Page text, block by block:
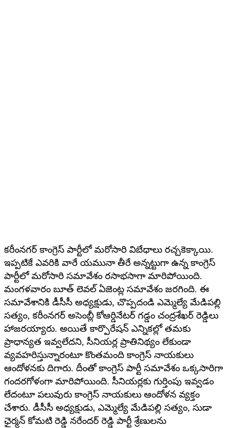
కరీంనగర్ కాంగ్రెస్ పార్టీలో మరోసారి విబేధాలు రచ్చకెక్కాయి.
ఇప్పటికే ఎవరికి వారే యమునా తీరే అన్నట్టుగా ఉన్న కాంగ్రెస్
పార్టీలో మరోసారి సమావేశం రసాభసాగా మారిపోయింది.
మంగళవారం బూత్ లెవల్ ఏజెంట్ల సమావేశం జరగింది. ఈ
సమావేశానికి డీసీసీ అధ్యక్షుడు, చొప్పదండి ఎమ్మెల్యే మేడిపల్లి
సత్యం, కరీంనగర్ అసెంబ్లీ కోఆర్డినేటర్ గడ్డం చంద్రశేఖర్ రెడ్డిలు
హాజరయ్యారు. అయితే కార్పొరేషన్ ఎన్నికల్లో తమకు
ప్రాధాన్యత ఇవ్వలేదని, సీనియర్ల ప్రాతినిథ్యం లేకుండా
వ్యవహరిస్తున్నారంటూ కొంతమంది కాంగ్రెస్ నాయకులు
ఆందోళనకు దిగారు. దీంతో కాంగ్రెస్ పార్టీ సమావేశం ఒక్కసారిగా
గందరగోళంగా మారిపోయింది. సీనియర్లకు గుర్తింపు ఇవ్వడం
లేదంటూ పలువురు కాంగ్రెస్ నాయకులు ఆందోళన వ్యక్తం
చేశారు. డీసీసీ అధ్యక్షుడు, ఎమ్మెల్యే మేడిపల్లి సత్యం, సుడా
ఛైర్మన్ కోమటి రెడ్డి నరేందర్ రెడ్డి పార్టీ శ్రేణులను